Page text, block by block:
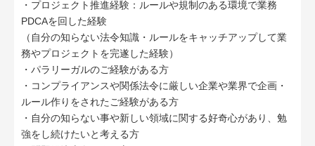
・プロジェクト推進経験：ルールや規制のある環境で業務
PDCAを回した経験
（自分の知らない法令知識・ルールをキャッチアップして業
務やプロジェクトを完遂した経験）
・パラリーガルのご経験がある方
・コンプライアンスや関係法令に厳しい企業や業界で企画・
ルール作りをされたご経験がある方
・自分の知らない事や新しい領域に関する好奇心があり、勉
強をし続けたいと考える方